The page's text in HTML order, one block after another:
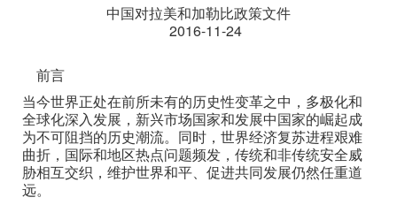
中国对拉美和加勒比政策文件
2016-11-24
前言
当今世界正处在前所未有的历史性变革之中，多极化和
全球化深入发展，新兴市场国家和发展中国家的崛起成
为不可阻挡的历史潮流。同时，世界经济复苏进程艰难
曲折，国际和地区热点问题频发，传统和非传统安全威
胁相互交织，维护世界和平、促进共同发展仍然任重道
远。